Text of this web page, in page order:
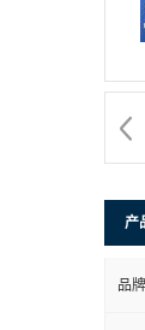
产
品牌